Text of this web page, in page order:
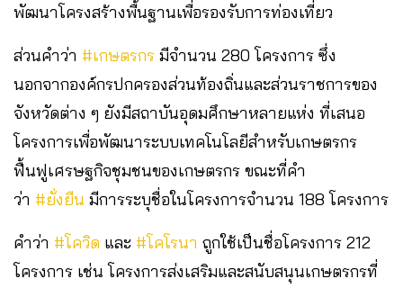
พัฒนาโครงสร้างพื้นฐานเพื่อรองรับการท่องเที่ยว
ส่วนคำว่า #เกษตรกร มีจำนวน 280 โครงการ ซึ่ง
นอกจากองค์กรปกครองส่วนท้องถิ่นและส่วนราชการของ
จังหวัดต่าง ๆ ยังมีสถาบันอุดมศึกษาหลายแห่ง ที่เสนอ
โครงการเพื่อพัฒนาระบบเทคโนโลยีสำหรับเกษตรกร
ฟื้นฟูเศรษฐกิจชุมชนของเกษตรกร ขณะที่คำ
ว่า #ยั่งยืน มีการระบุชื่อในโครงการจำนวน 188 โครงการ
คำว่า #โควิด และ #โคโรนา ถูกใช้เป็นชื่อโครงการ 212
โครงการ เช่น โครงการส่งเสริมและสนับสนุนเกษตรกรที่